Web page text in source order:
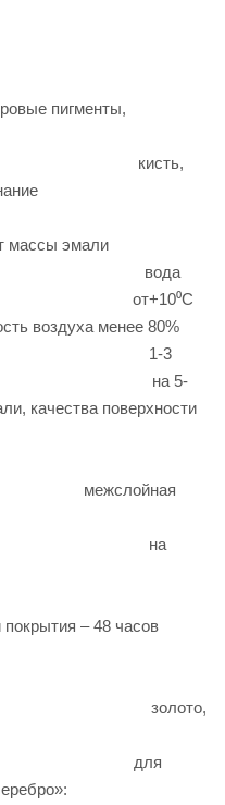
пигменты,
кисть,
массы эмали
вода
от+10⁰С
воздуха менее 80%
1-3
1л на 5-
качества поверхности
на
– 48 часов
золото,